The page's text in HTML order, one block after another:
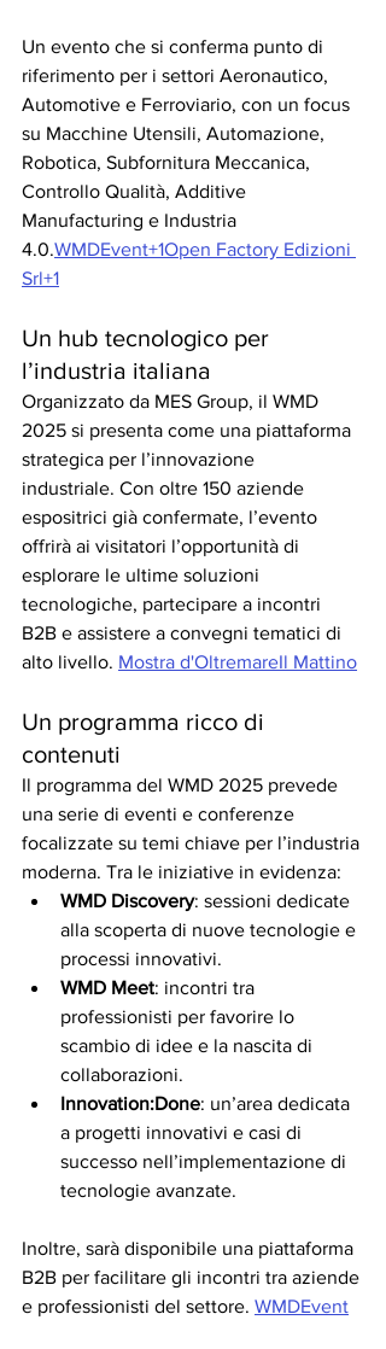
Un evento che si conferma punto di
riferimento per i settori Aeronautico,
Automotive e Ferroviario, con un focus
su Macchine Utensili, Automazione,
Robotica, Subfornitura Meccanica,
Controllo Qualità, Additive
Manufacturing e Industria
4.0.WMDEvent+1Open Factory Edizioni
Srl+1
Un hub tecnologico per
l’industria italiana
Organizzato da MES Group, il WMD
2025 si presenta come una piattaforma
strategica per l’innovazione
industriale. Con oltre 150 aziende
espositrici già confermate, l’evento
offrirà ai visitatori l’opportunità di
esplorare le ultime soluzioni
tecnologiche, partecipare a incontri
B2B e assistere a convegni tematici di
alto livello. Mostra d'OltremareIl Mattino
Un programma ricco di
contenuti
Il programma del WMD 2025 prevede
una serie di eventi e conferenze
focalizzate su temi chiave per l’industria
moderna. Tra le iniziative in evidenza:
WMD Discovery: sessioni dedicate
alla scoperta di nuove tecnologie e
processi innovativi.
WMD Meet: incontri tra
professionisti per favorire lo
scambio di idee e la nascita di
collaborazioni.
Innovation:Done: un’area dedicata
a progetti innovativi e casi di
successo nell’implementazione di
tecnologie avanzate.
Inoltre, sarà disponibile una piattaforma
B2B per facilitare gli incontri tra aziende
e professionisti del settore. WMDEvent